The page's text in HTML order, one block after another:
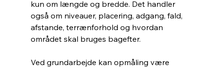
kun om længde og bredde. Det handler
også om niveauer, placering, adgang, fald,
afstande, terrænforhold og hvordan
området skal bruges bagefter.
Ved grundarbejde kan opmåling være